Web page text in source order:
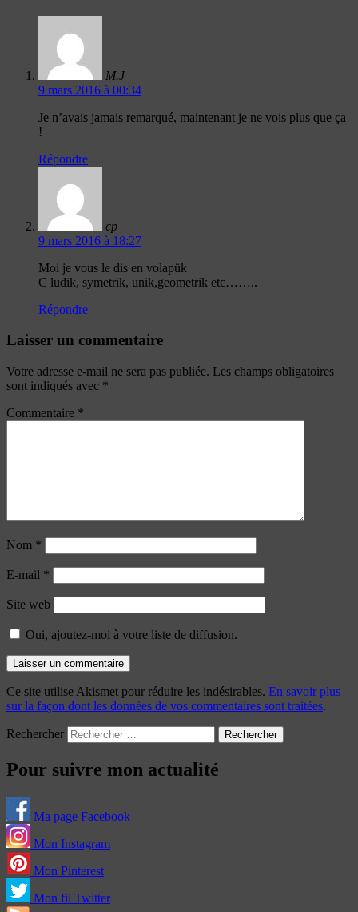
M.J
9 mars 2016 à 00:34
Je n’avais jamais remarqué, maintenant je ne vois plus que ça
!
Répondre
cp
9 mars 2016 à 18:27
Moi je vous le dis en volapük
C ludik, symetrik, unik,geometrik etc……..
Répondre
Laisser un commentaire
Votre adresse e-mail ne sera pas publiée. Les champs obligatoires
sont indiqués avec *
Commentaire *
Nom *
E-mail *
Site web
Oui, ajoutez-moi à votre liste de diffusion.
Ce site utilise Akismet pour réduire les indésirables. En savoir plus
sur la façon dont les données de vos commentaires sont traitées.
Rechercher
Pour suivre mon actualité
Ma page Facebook
Mon Instagram
Mon Pinterest
Mon fil Twitter